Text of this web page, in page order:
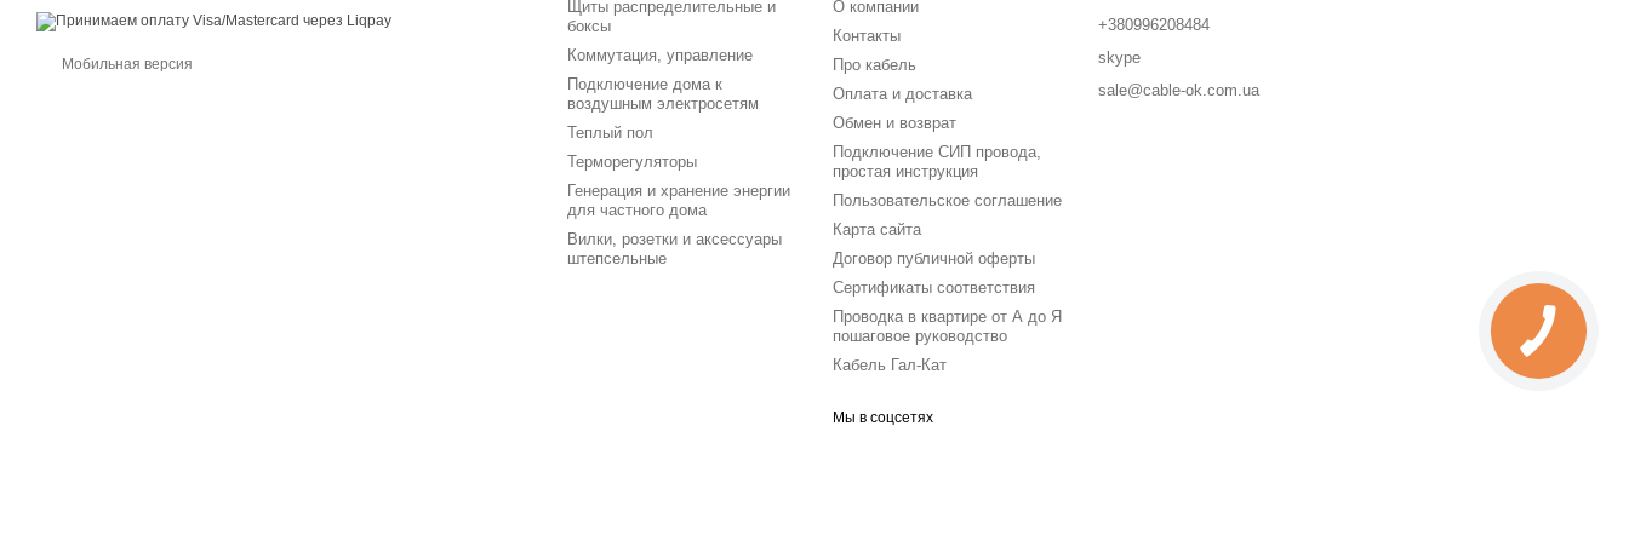
Мобильная версия
Щиты распределительные и
боксы
Коммутация, управление
Подключение дома к
воздушным электросетям
Теплый пол
Терморегуляторы
Генерация и хранение энергии
для частного дома
Вилки, розетки и аксессуары
штепсельные
О компании
Контакты
Про кабель
Оплата и доставка
Обмен и возврат
Подключение СИП провода,
простая инструкция
Пользовательское соглашение
Карта сайта
Договор публичной оферты
Сертификаты соответствия
Проводка в квартире от А до Я
пошаговое руководство
Кабель Гал-Кат
Мы в соцсетях
+380996208484
skype
sale@cable-ok.com.ua